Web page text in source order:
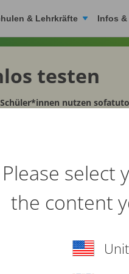
& Lehrkräfte Infos &
testen
nutzen
wie dein Kind:
Please select
the content